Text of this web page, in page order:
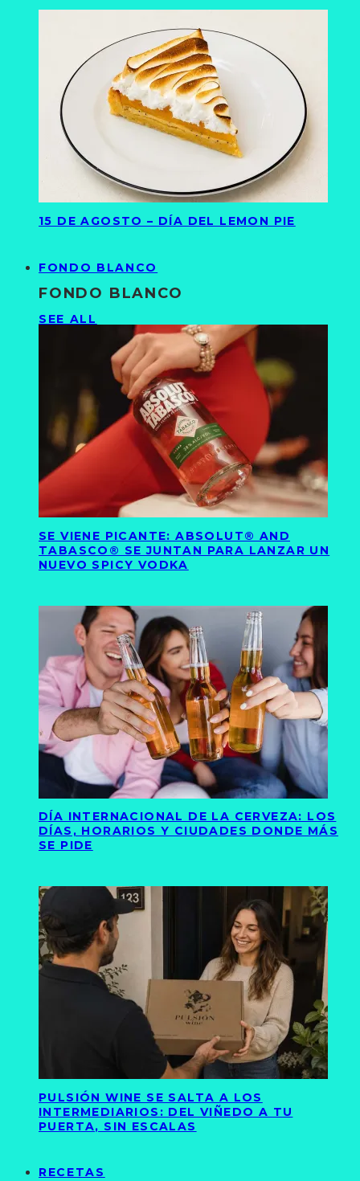
15 DE AGOSTO – DÍA DEL LEMON PIE
FONDO BLANCO
FONDO BLANCO
SEE ALL
SE VIENE PICANTE: ABSOLUT® AND
TABASCO® SE JUNTAN PARA LANZAR UN
NUEVO SPICY VODKA
DÍA INTERNACIONAL DE LA CERVEZA: LOS
DÍAS, HORARIOS Y CIUDADES DONDE MÁS
SE PIDE
PULSIÓN WINE SE SALTA A LOS
INTERMEDIARIOS: DEL VIÑEDO A TU
PUERTA, SIN ESCALAS
RECETAS